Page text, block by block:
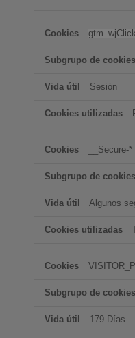
Sesión
__Secure-*
Algunos
179 Días